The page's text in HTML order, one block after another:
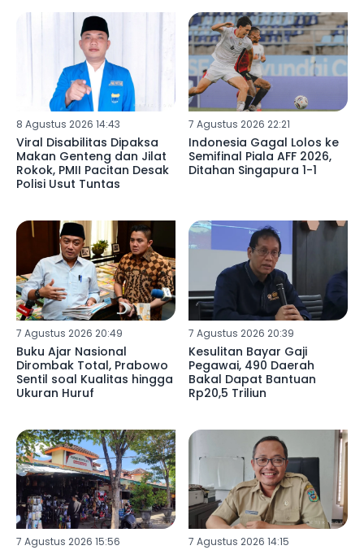
8 Agustus 2026 14:43
Viral Disabilitas Dipaksa
Makan Genteng dan Jilat
Rokok, PMII Pacitan Desak
Polisi Usut Tuntas
7 Agustus 2026 22:21
Indonesia Gagal Lolos ke
Semifinal Piala AFF 2026,
Ditahan Singapura 1-1
7 Agustus 2026 20:49
Buku Ajar Nasional
Dirombak Total, Prabowo
Sentil soal Kualitas hingga
Ukuran Huruf
7 Agustus 2026 20:39
Kesulitan Bayar Gaji
Pegawai, 490 Daerah
Bakal Dapat Bantuan
Rp20,5 Triliun
7 Agustus 2026 15:56 7 Agustus 2026 14:15